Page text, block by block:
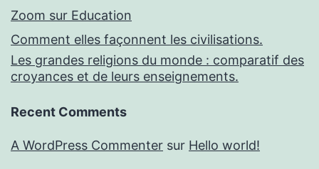
Zoom sur Education
Comment elles façonnent les civilisations.
Les grandes religions du monde : comparatif des
croyances et de leurs enseignements.
Recent Comments
A WordPress Commenter sur Hello world!